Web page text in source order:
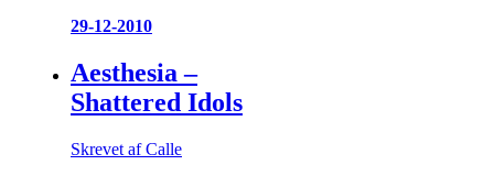
29-12-2010
Aesthesia –
Shattered Idols
Skrevet af Calle